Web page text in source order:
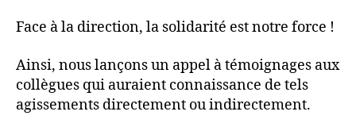
Face à la direction, la solidarité est notre force !
Ainsi, nous lançons un appel à témoignages aux
collègues qui auraient connaissance de tels
agissements directement ou indirectement.